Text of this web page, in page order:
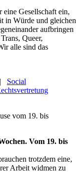
Gesellschaft ein,
in Würde und gleichen
aufbringen
Queer,
alle sind das
Social
Vom 19. bis
trotzdem eine,
Arbeit widmen zu